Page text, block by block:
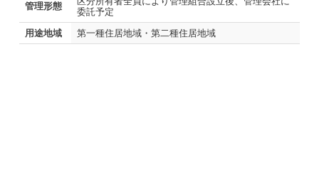
管理形態
委託予定
用途地域
第一種住居地域・第二種住居地域